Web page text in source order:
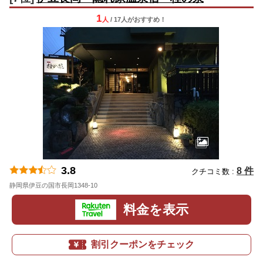
1 人 / 17人がおすすめ！
3.8 クチコミ数 : 8 件
静岡県伊豆の国市長岡1348-10
料金を表示
割引クーポンをチェック